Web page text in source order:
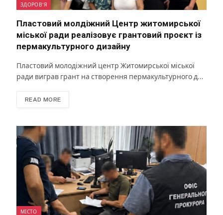
ЗДОРОВ'Я
Пластовий молдіжний Центр житомирської
міської ради реалізовує грантовий проєкт із
пермакультурного дизайну
Пластовий молодіжний центр Житомирської міської
ради виграв грант на створення пермакультурного д…
READ MORE
МІСТО